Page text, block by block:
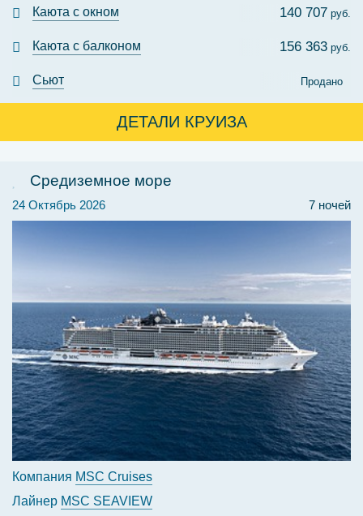
Каюта с окном 140 707 руб.
Каюта с балконом 156 363 руб.
Сьют Продано
ДЕТАЛИ КРУИЗА
Средиземное море
7 ночей
24 Октябрь 2026
Компания MSC Cruises
Лайнер MSC SEAVIEW